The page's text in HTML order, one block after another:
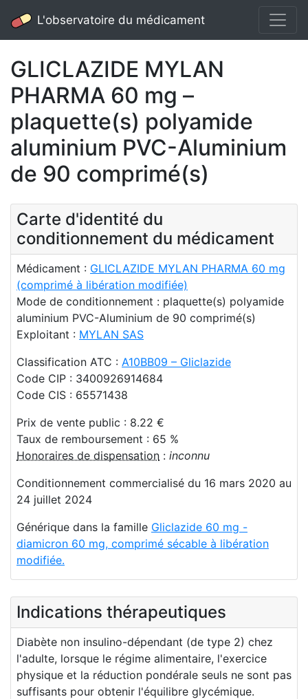
L'observatoire du médicament
GLICLAZIDE MYLAN
PHARMA 60 mg –
plaquette(s) polyamide
aluminium PVC-Aluminium
de 90 comprimé(s)
Carte d'identité du
conditionnement du médicament
Médicament : GLICLAZIDE MYLAN PHARMA 60 mg
(comprimé à libération modifiée)
Mode de conditionnement : plaquette(s) polyamide
aluminium PVC-Aluminium de 90 comprimé(s)
Exploitant : MYLAN SAS
Classification ATC : A10BB09 – Gliclazide
Code CIP : 3400926914684
Code CIS : 65571438
Prix de vente public : 8.22 €
Taux de remboursement : 65 %
Honoraires de dispensation : inconnu
Conditionnement commercialisé du 16 mars 2020 au
24 juillet 2024
Générique dans la famille Gliclazide 60 mg -
diamicron 60 mg, comprimé sécable à libération
modifiée.
Indications thérapeutiques
Diabète non insulino-dépendant (de type 2) chez
l'adulte, lorsque le régime alimentaire, l'exercice
physique et la réduction pondérale seuls ne sont pas
suffisants pour obtenir l'équilibre glycémique.